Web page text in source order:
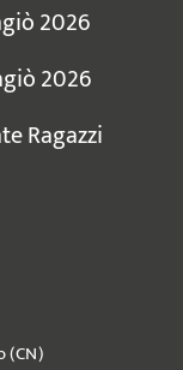
2026
2026
Ragazzi
(CN)